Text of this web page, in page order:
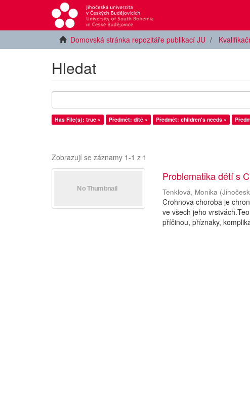
Domovská stránka repozitáře publikací JU
Hledat
Has File(s): true × Předmět: dítě × Předmět: children's needs ×
Zobrazují se záznamy 1-1 z 1
Problematika dětí s
Tenklová, Monika (
Crohnova choroba je
ve všech jeho
příčinou, příznaky,